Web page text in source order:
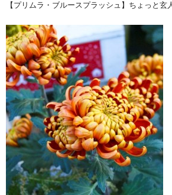
【プリムラ・ブルースプラッシュ】ちょっと玄